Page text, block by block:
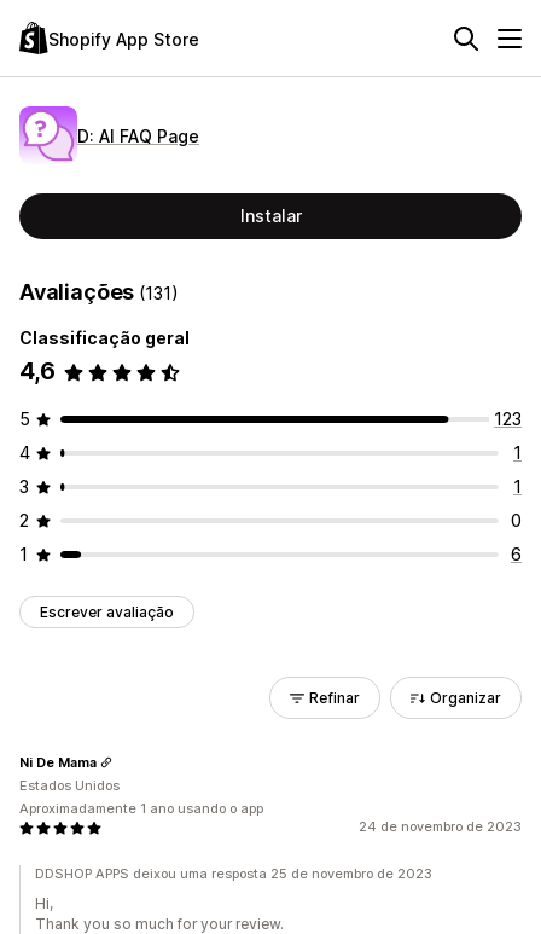
Shopify App Store
D: AI FAQ Page
Instalar
Avaliações (131)
Classificação geral
4,6
5
123
4
1
3
1
2
0
1
6
Escrever avaliação
Refinar Organizar
24 de novembro de 2023
Ni De Mama
Estados Unidos
Aproximadamente 1 ano usando o app
DDSHOP APPS deixou uma resposta 25 de novembro de 2023
Hi,
Thank you so much for your review.